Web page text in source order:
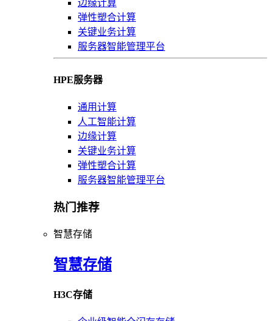
边缘计算
弹性塑合计算
关键业务计算
服务器智能管理平台
HPE服务器
通用计算
人工智能计算
边缘计算
关键业务计算
弹性塑合计算
服务器智能管理平台
热门推荐
智慧存储
智慧存储
H3C存储